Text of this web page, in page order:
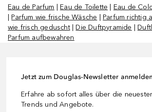
Eau de Parfum |Eau de Toilette Eau de
|Parfum wie frische Wäsche |Parfum richtig
wie frisch geduscht|Die Duftpyramide |
Parfum aufbewahren
Jetzt zum Douglas-Newsletter
Erfahre ab sofort alles über die
Trends und Angebote.